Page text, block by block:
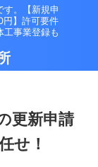
す。【新規申
】許可要件
工事業登録も
更新申請
せ！